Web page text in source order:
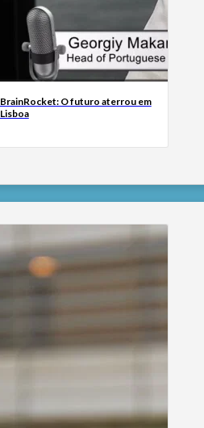
BrainRocket: O futuro aterrou em
Lisboa